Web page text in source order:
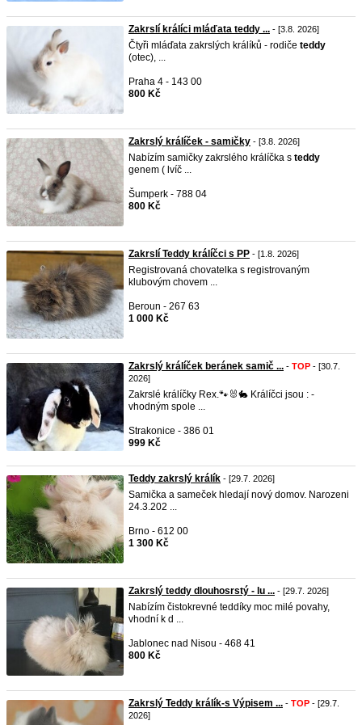
Zakrslí králíci mláďata teddy ... - [3.8. 2026]
Čtyři mláďata zakrslých králíků - rodiče teddy
(otec), ...
Praha 4 - 143 00
800 Kč
Zakrslý králíček - samičky - [3.8. 2026]
Nabízím samičky zakrslého králíčka s teddy
genem ( lvíč ...
Šumperk - 788 04
800 Kč
Zakrslí Teddy králíčci s PP - [1.8. 2026]
Registrovaná chovatelka s registrovaným
klubovým chovem ...
Beroun - 267 63
1 000 Kč
Zakrslý králíček beránek samič ... - TOP - [30.7.
2026]
Zakrslé králíčky Rex.🐾🐰🐇 Králíčci jsou : -
vhodným spole ...
Strakonice - 386 01
999 Kč
Teddy zakrslý králík - [29.7. 2026]
Samička a sameček hledají nový domov. Narozeni
24.3.202 ...
Brno - 612 00
1 300 Kč
Zakrslý teddy dlouhosrstý - lu ... - [29.7. 2026]
Nabízím čistokrevné teddíky moc milé povahy,
vhodní k d ...
Jablonec nad Nisou - 468 41
800 Kč
Zakrslý Teddy králík-s Výpisem ... - TOP - [29.7.
2026]